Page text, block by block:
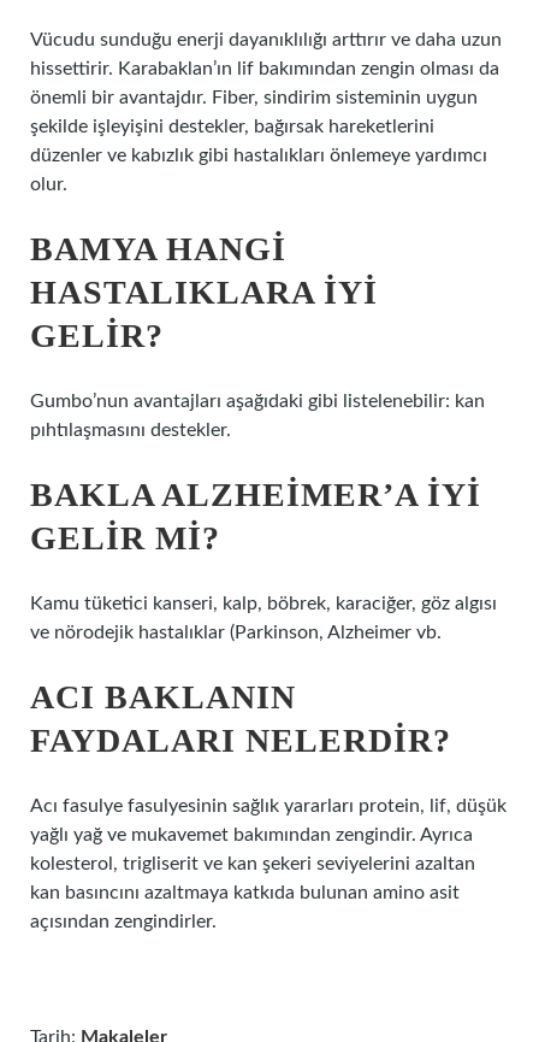
Vücudu sunduğu enerji dayanıklılığı arttırır ve daha uzun
hissettirir. Karabaklan’ın lif bakımından zengin olması da
önemli bir avantajdır. Fiber, sindirim sisteminin uygun
şekilde işleyişini destekler, bağırsak hareketlerini
düzenler ve kabızlık gibi hastalıkları önlemeye yardımcı
olur.
BAMYA HANGI
HASTALIKLARA IYI
GELIR?
Gumbo’nun avantajları aşağıdaki gibi listelenebilir: kan
pıhtılaşmasını destekler.
BAKLA ALZHEIMER’A IYI
GELIR MI?
Kamu tüketici kanseri, kalp, böbrek, karaciğer, göz algısı
ve nörodejik hastalıklar (Parkinson, Alzheimer vb.
ACI BAKLANIN
FAYDALARI NELERDIR?
Acı fasulye fasulyesinin sağlık yararları protein, lif, düşük
yağlı yağ ve mukavemet bakımından zengindir. Ayrıca
kolesterol, trigliserit ve kan şekeri seviyelerini azaltan
kan basıncını azaltmaya katkıda bulunan amino asit
açısından zengindirler.
Tarih: Makaleler